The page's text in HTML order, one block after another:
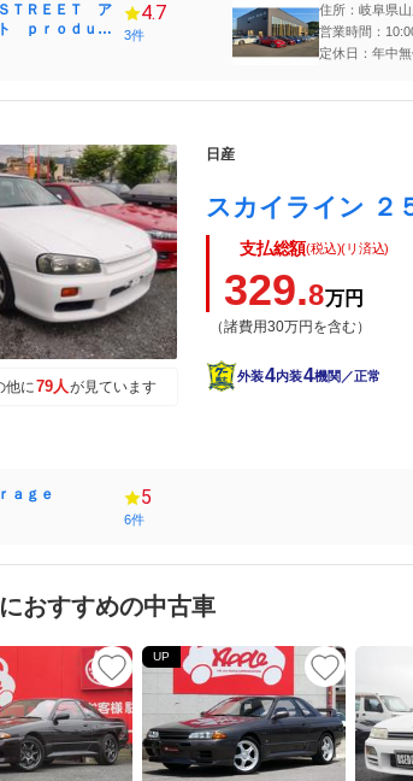
ＴＲＥＥＴ ア
ｐｒｏｄｕｃ
4.7
3件
住所：岐阜県
営業時間：
定休日：年中
他に79人が見ています
日産
スカイライン ２
支払総額(税込)(リ済込)
329.8万円
（諸費用30万円を含む）
外装4内装4機関／正常
ａｇｅ 5
6件
おすすめの中古車
UP